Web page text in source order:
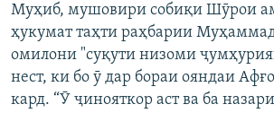
Муҳиб, мушовири собиқи Шӯрои
ҳукумат таҳти раҳбарии
омилони "суқути низоми
нест, ки бо ӯ дар бораи ояндаи
кард. “Ӯ ҷинояткор аст ва ба